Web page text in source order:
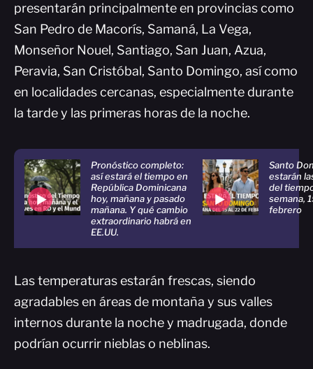
presentarán principalmente en provincias como
San Pedro de Macorís, Samaná, La Vega,
Monseñor Nouel, Santiago, San Juan, Azua,
Peravia, San Cristóbal, Santo Domingo, así como
en localidades cercanas, especialmente durante
la tarde y las primeras horas de la noche.
Pronóstico completo:
así estará el tiempo en
República Dominicana
hoy, mañana y pasado
mañana. Y qué cambio
extraordinario habrá en
EE.UU.
Santo
estarán
del
semana,
febrero
Las temperaturas estarán frescas, siendo
agradables en áreas de montaña y sus valles
internos durante la noche y madrugada, donde
podrían ocurrir nieblas o neblinas.